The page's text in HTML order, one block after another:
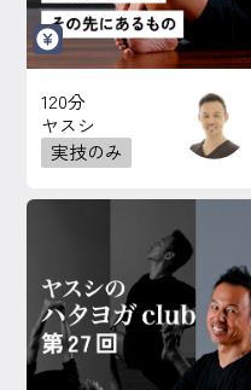
120分
ヤスシ
実技のみ